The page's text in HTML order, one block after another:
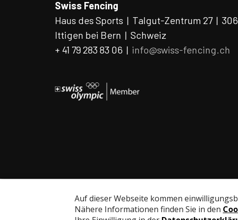
Swiss Fencing
Haus des Sports | Talgut-Zentrum 27 |
Ittigen bei Bern | Schweiz
+ 41 79 283 83 06 | info@swiss-fencing.ch
© Swiss Fencing Impressum Datenschutz